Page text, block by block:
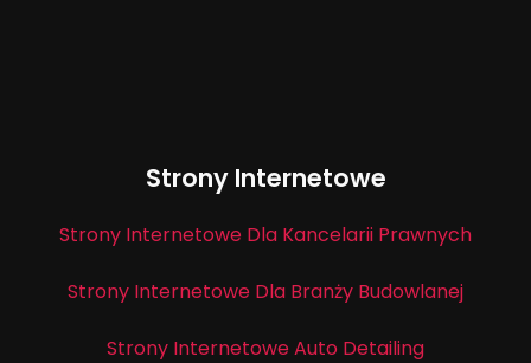
Strony Internetowe
Strony Internetowe Dla Kancelarii Prawnych
Strony Internetowe Dla Branży Budowlanej
Strony Internetowe Auto Detailing